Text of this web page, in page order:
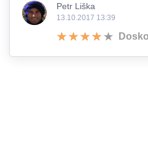
Petr Liška
13.10.2017 13:39